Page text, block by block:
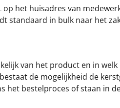
het huisadres van
standaard in bulk naar het
van het product en in
de mogelijkheid de
het bestelproces of staan in